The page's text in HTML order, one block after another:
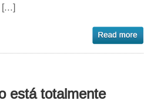
[…]
está totalmente